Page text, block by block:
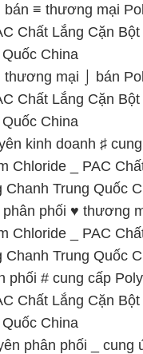
≡ thương mại
Chất Lắng Cặn
China
mại ⌡ bán
Chất Lắng Cặn
China
kinh doanh ♯
Chloride _ PAC
Chanh Trung Quốc
phối ♥ thương
Chloride _ PAC
Chanh Trung Quốc
phối # cung cấp
Chất Lắng Cặn
China
phân phối _ cung